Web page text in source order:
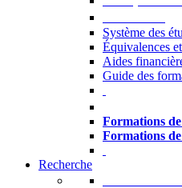
Système des
Équivalences
Aides
Guide des
Formations
Formations
Recherche